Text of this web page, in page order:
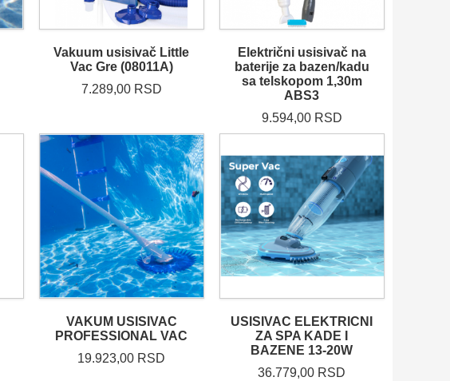
Vakuum usisivač Little
Vac Gre (08011A)
7.289,00 RSD
Električni usisivač na
baterije za bazen/kadu
sa telskopom 1,30m
ABS3
9.594,00 RSD
VAKUM USISIVAC
PROFESSIONAL VAC
19.923,00 RSD
USISIVAC ELEKTRICNI
ZA SPA KADE I
BAZENE 13-20W
36.779,00 RSD